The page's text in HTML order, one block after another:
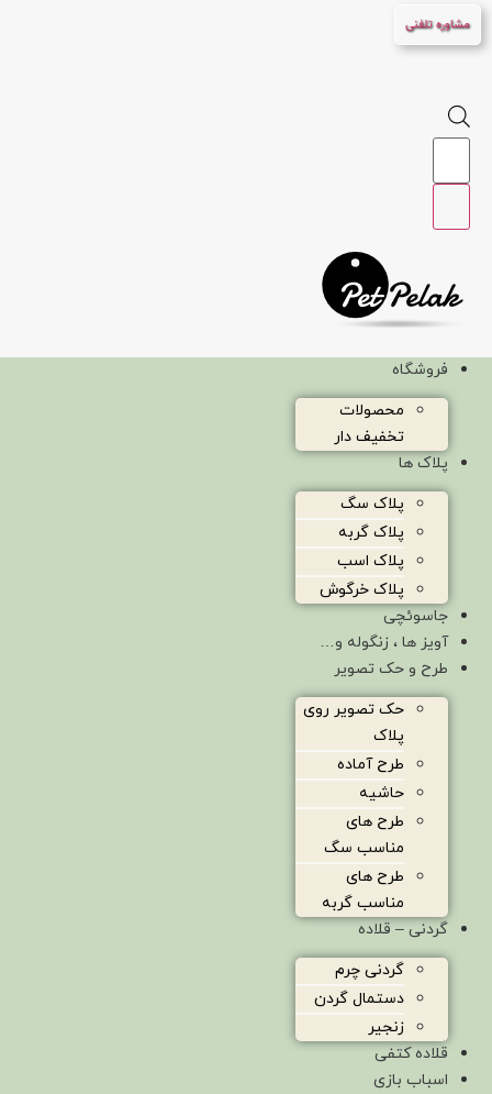
پرش
به
مشاوره تلفنی
Products
فروشگاه
محصولات
تخفیف دار
پلاک ها
پلاک سگ
پلاک گربه
پلاک اسب
پلاک خرگوش
جاسوئچی
آویز ها ، زنگوله و…
طرح و حک تصویر
حک تصویر روی
پلاک
طرح آماده
حاشیه
طرح های
مناسب سگ
طرح های
مناسب گربه
گردنی – قلاده
گردنی چرم
دستمال گردن
زنجیر
قلاده کتفی
اسباب بازی